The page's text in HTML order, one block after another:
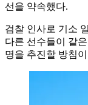
선을 약속했다.
검찰 인사로 기소
다른 선수들이 같
명을 추진할 방침